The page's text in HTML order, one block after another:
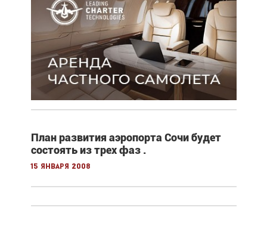
План развития аэропорта Сочи будет
состоять из трех фаз .
15 января 2008